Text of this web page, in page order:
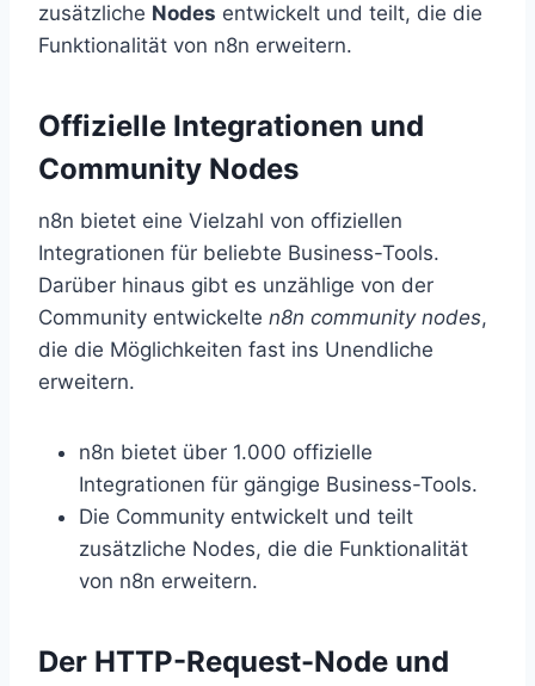
zusätzliche Nodes entwickelt und teilt, die die
Funktionalität von n8n erweitern.
Offizielle Integrationen und
Community Nodes
n8n bietet eine Vielzahl von offiziellen
Integrationen für beliebte Business-Tools.
Darüber hinaus gibt es unzählige von der
Community entwickelte n8n community nodes,
die die Möglichkeiten fast ins Unendliche
erweitern.
n8n bietet über 1.000 offizielle
Integrationen für gängige Business-Tools.
Die Community entwickelt und teilt
zusätzliche Nodes, die die Funktionalität
von n8n erweitern.
Der HTTP-Request-Node und